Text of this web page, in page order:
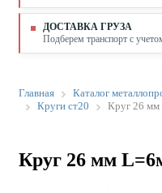
ДОСТАВКА ГРУЗА
Подберем транспорт с
Главная Каталог
Круги ст20
Круг 26 мм
Круг 26 мм